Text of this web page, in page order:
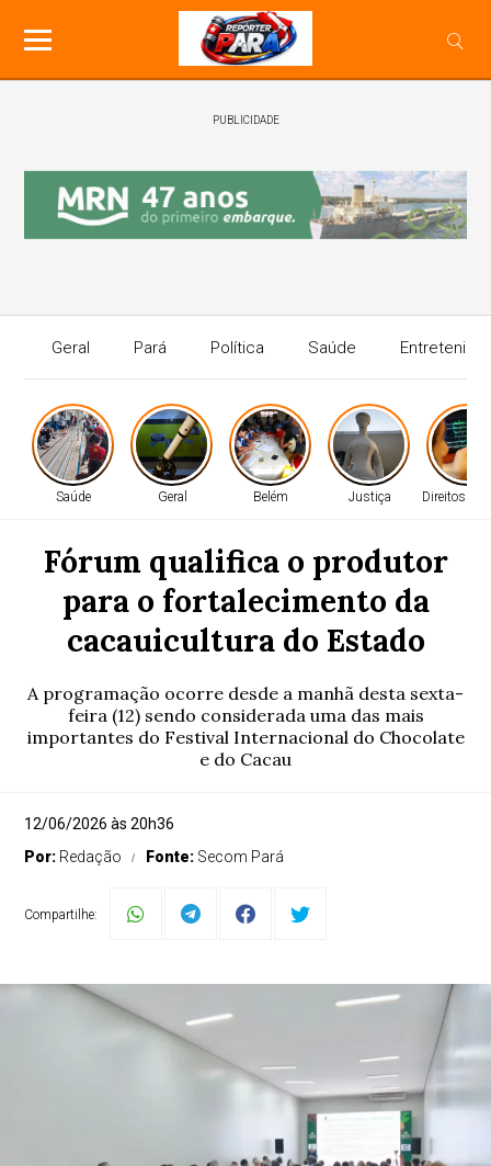
PUBLICIDADE
Geral Pará Política Saúde
Saúde Geral Belém Justiça Direitos
Fórum qualifica o produtor
para o fortalecimento da
cacauicultura do Estado
A programação ocorre desde a manhã desta sexta-
feira (12) sendo considerada uma das mais
importantes do Festival Internacional do Chocolate
e do Cacau
12/06/2026 às 20h36
Por: Redação Fonte: Secom Pará
Compartilhe: